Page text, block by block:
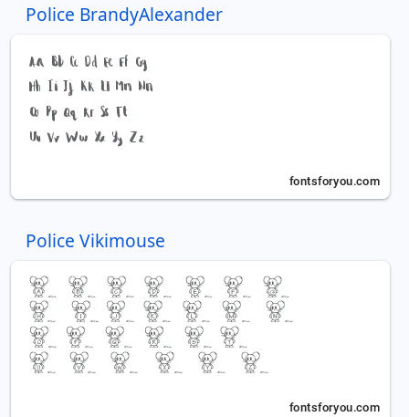
Police BrandyAlexander
Police Vikimouse